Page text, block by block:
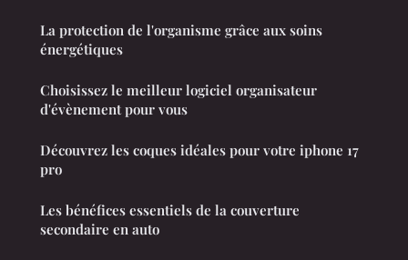
La protection de l'organisme grâce aux soins
énergétiques
Choisissez le meilleur logiciel organisateur
d'évènement pour vous
Découvrez les coques idéales pour votre iphone 17
pro
Les bénéfices essentiels de la couverture
secondaire en auto